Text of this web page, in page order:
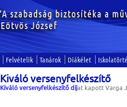
Felvételik Tanárok Diákélet
Kiváló versenyfelkészítő
Kiváló versenyfelkészítő díjat kapott Varga